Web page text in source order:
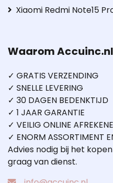
Xiaomi Redmi Note15
Waarom
✓ GRATIS VERZENDING
✓ SNELLE LEVERING
✓ 30 DAGEN BEDENKTIJD
✓ 1 JAAR GARANTIE
✓ VEILIG ONLINE
✓ ENORM ASSORTIMENT
Advies nodig bij het
graag van dienst.